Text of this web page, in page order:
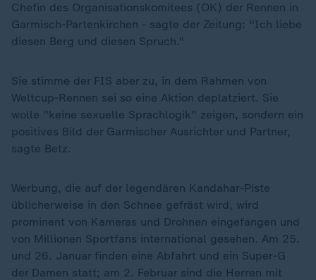
Chefin des Organisationskomitees (OK) der Rennen in
Garmisch-Partenkirchen - sagte der Zeitung: "Ich liebe
diesen Berg und diesen Spruch."
Sie stimme der FIS aber zu, in dem Rahmen von
Weltcup-Rennen sei so eine Aktion deplatziert. Sie
wolle "keine sexuelle Sprachlogik" zeigen, sondern ein
positives Bild der Garmischer Ausrichter und Partner,
sagte Betz.
Werbung, die auf der legendären Kandahar-Piste
üblicherweise in den Schnee gefräst wird, wird
prominent von Kameras und Drohnen eingefangen und
von Millionen Sportfans international gesehen. Am 25.
und 26. Januar finden eine Abfahrt und ein Super-G
der Damen statt; am 2. Februar sind die Herren mit